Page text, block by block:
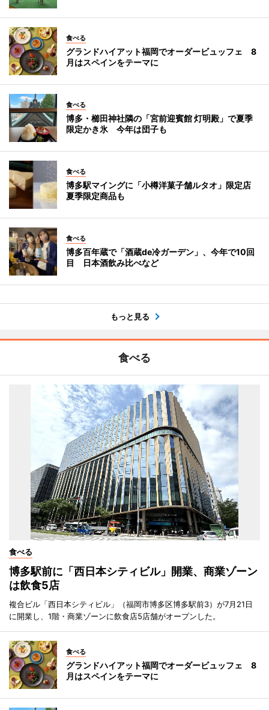
食べる
グランドハイアット福岡でオーダービュッフェ 8
月はスペインをテーマに
食べる
博多・櫛田神社隣の「宮前迎賓館 灯明殿」で夏季
限定かき氷 今年は団子も
食べる
博多駅マイングに「小樽洋菓子舗ルタオ」限定店
夏季限定商品も
食べる
博多百年蔵で「酒蔵de冷ガーデン」、今年で10回
目 日本酒飲み比べなど
もっと見る
食べる
食べる
博多駅前に「西日本シティビル」開業、商業ゾーン
は飲食5店
複合ビル「西日本シティビル」（福岡市博多区博多駅前3）が7月21日
に開業し、1階・商業ゾーンに飲食店5店舗がオープンした。
食べる
グランドハイアット福岡でオーダービュッフェ 8
月はスペインをテーマに